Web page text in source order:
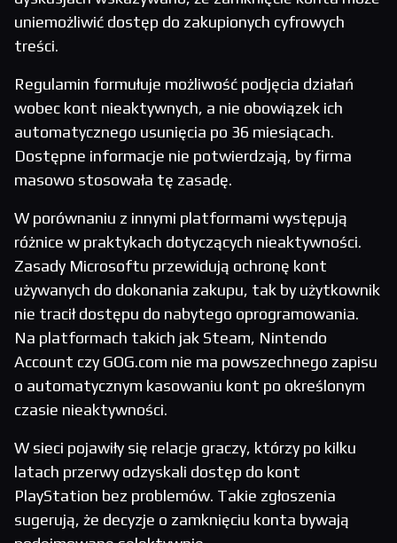
uniemożliwić dostęp do zakupionych cyfrowych
treści.
Regulamin formułuje możliwość podjęcia działań
wobec kont nieaktywnych, a nie obowiązek ich
automatycznego usunięcia po 36 miesiącach.
Dostępne informacje nie potwierdzają, by firma
masowo stosowała tę zasadę.
W porównaniu z innymi platformami występują
różnice w praktykach dotyczących nieaktywności.
Zasady Microsoftu przewidują ochronę kont
używanych do dokonania zakupu, tak by użytkownik
nie tracił dostępu do nabytego oprogramowania.
Na platformach takich jak Steam, Nintendo
Account czy GOG.com nie ma powszechnego zapisu
o automatycznym kasowaniu kont po określonym
czasie nieaktywności.
W sieci pojawiły się relacje graczy, którzy po kilku
latach przerwy odzyskali dostęp do kont
PlayStation bez problemów. Takie zgłoszenia
sugerują, że decyzje o zamknięciu konta bywają